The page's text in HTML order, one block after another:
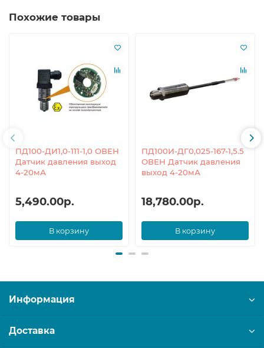
Похожие товары
ПД100-ДИ1,0-111-1,0 ОВЕН
Датчик давления выход
4-20мА
5,490.00р.
В корзину
ПД100И-ДГ0,025-167-1,5.5
ОВЕН Датчик давления
выход 4-20мА
18,780.00р.
В корзину
Информация
Доставка